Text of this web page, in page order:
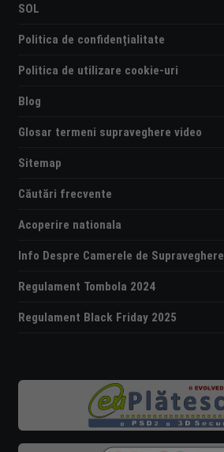
SOL
Politica de confidențialitate
Politica de utilizare cookie-uri
Blog
Glosar termeni supraveghere video
Sitemap
Căutări frecvente
Acoperire nationala
Info Despre Camerele de Supraveghere
Regulament Tombola 2024
Regulament Black Friday 2025